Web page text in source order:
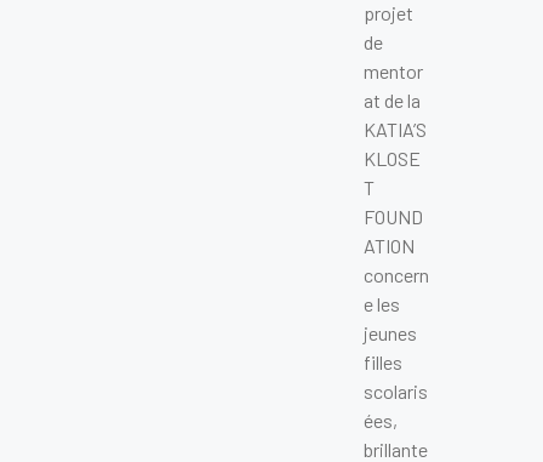
projet
de
mentor
at de la
KATIA’S
KLOSE
T
FOUND
ATION
concern
e les
jeunes
filles
scolaris
ées,
brillante